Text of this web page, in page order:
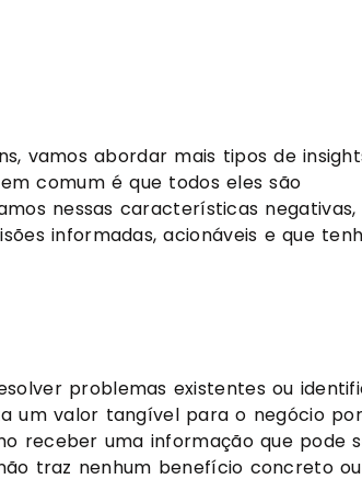
vamos abordar mais tipos de
comum é que todos eles são
nessas características negativas,
informadas, acionáveis e que
problemas existentes ou
um valor tangível para o negócio por
receber uma informação que pode
traz nenhum benefício concreto